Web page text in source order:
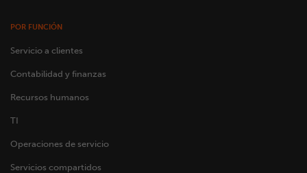
POR FUNCIÓN
Servicio a clientes
Contabilidad y finanzas
Recursos humanos
TI
Operaciones de servicio
Servicios compartidos